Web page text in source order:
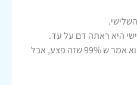
היא ראתה דם על עד.
לקחנו את העד לרב פוסק, והוא אמר ש 99% שזה פצע, אבל